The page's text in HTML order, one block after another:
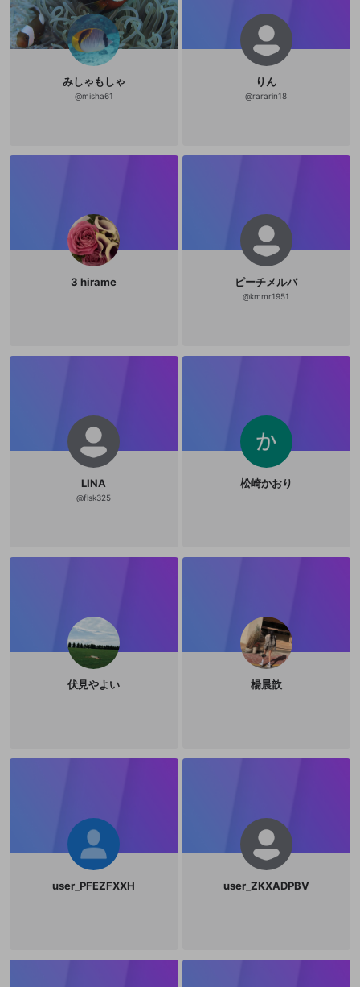
みしゃもしゃ
@misha61
りん
@rararin18
3 hirame ピーチメルバ
@kmmr1951
LINA
@flsk325
松崎かおり
伏見やよい 楊晨歆
user_PFEZFXXH user_ZKXADPBV